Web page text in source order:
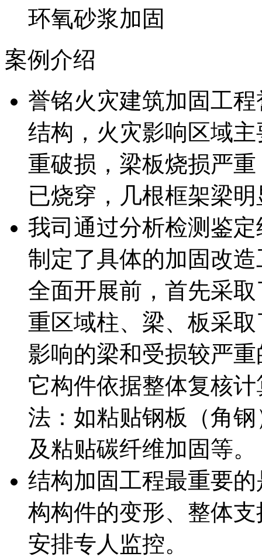
环氧砂浆加固
案例介绍
誉铭火灾建筑加固工
结构，火灾影响区域
重破损，梁板烧损严
已烧穿，几根框架梁
我司通过分析检测鉴
制定了具体的加固改
全面开展前，首先采
重区域柱、梁、板采
影响的梁和受损较严
它构件依据整体复核
法：如粘贴钢板（角
及粘贴碳纤维加固等。
结构加固工程最重要
构构件的变形、整体
安排专人监控。